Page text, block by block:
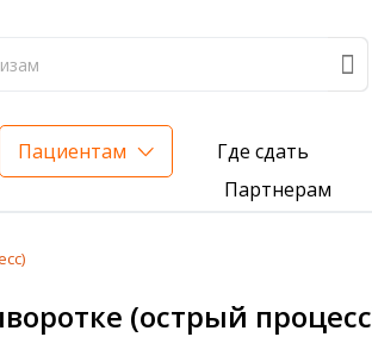
Пациентам
Где сдать
Партнерам
витамины — всего 3 999 ₽
(острый